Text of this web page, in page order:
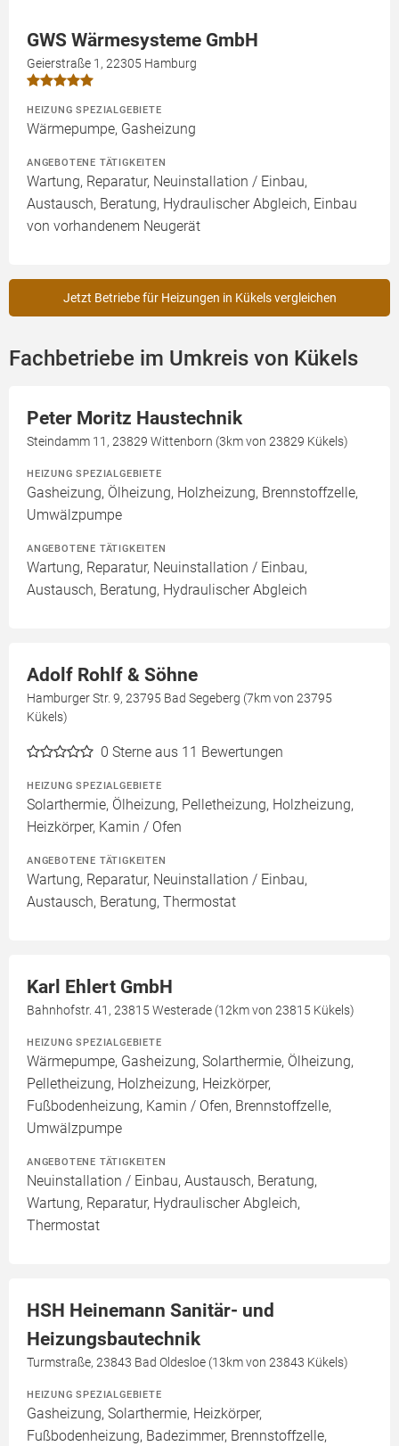
GWS Wärmesysteme GmbH
Geierstraße 1, 22305 Hamburg
HEIZUNG SPEZIALGEBIETE
Wärmepumpe, Gasheizung
ANGEBOTENE TÄTIGKEITEN
Wartung, Reparatur, Neuinstallation / Einbau,
Austausch, Beratung, Hydraulischer Abgleich, Einbau
von vorhandenem Neugerät
Jetzt Betriebe für Heizungen in Kükels vergleichen
Fachbetriebe im Umkreis von Kükels
Peter Moritz Haustechnik
Steindamm 11, 23829 Wittenborn (3km von 23829 Kükels)
HEIZUNG SPEZIALGEBIETE
Gasheizung, Ölheizung, Holzheizung, Brennstoffzelle,
Umwälzpumpe
ANGEBOTENE TÄTIGKEITEN
Wartung, Reparatur, Neuinstallation / Einbau,
Austausch, Beratung, Hydraulischer Abgleich
Adolf Rohlf & Söhne
Hamburger Str. 9, 23795 Bad Segeberg (7km von 23795
Kükels)
0 Sterne aus 11 Bewertungen
HEIZUNG SPEZIALGEBIETE
Solarthermie, Ölheizung, Pelletheizung, Holzheizung,
Heizkörper, Kamin / Ofen
ANGEBOTENE TÄTIGKEITEN
Wartung, Reparatur, Neuinstallation / Einbau,
Austausch, Beratung, Thermostat
Karl Ehlert GmbH
Bahnhofstr. 41, 23815 Westerade (12km von 23815 Kükels)
HEIZUNG SPEZIALGEBIETE
Wärmepumpe, Gasheizung, Solarthermie, Ölheizung,
Pelletheizung, Holzheizung, Heizkörper,
Fußbodenheizung, Kamin / Ofen, Brennstoffzelle,
Umwälzpumpe
ANGEBOTENE TÄTIGKEITEN
Neuinstallation / Einbau, Austausch, Beratung,
Wartung, Reparatur, Hydraulischer Abgleich,
Thermostat
HSH Heinemann Sanitär- und
Heizungsbautechnik
Turmstraße, 23843 Bad Oldesloe (13km von 23843 Kükels)
HEIZUNG SPEZIALGEBIETE
Gasheizung, Solarthermie, Heizkörper,
Fußbodenheizung, Badezimmer, Brennstoffzelle,